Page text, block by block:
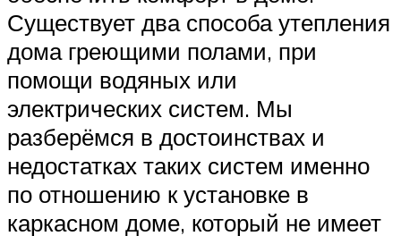
Существует два способа утепления
дома греющими полами, при
помощи водяных или
электрических систем. Мы
разберёмся в достоинствах и
недостатках таких систем именно
по отношению к установке в
каркасном доме, который не имеет